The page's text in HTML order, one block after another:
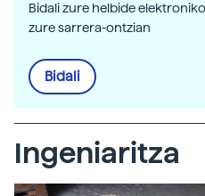
Bidali zure helbide
zure sarrera-ontzian
Bidali
Ingeniaritza